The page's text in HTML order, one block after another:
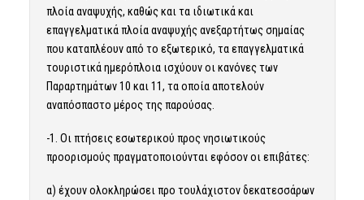
πλοία αναψυχής, καθώς και τα ιδιωτικά και
επαγγελματικά πλοία αναψυχής ανεξαρτήτως σημαίας
που καταπλέουν από το εξωτερικό, τα επαγγελματικά
τουριστικά ημερόπλοια ισχύουν οι κανόνες των
Παραρτημάτων 10 και 11, τα οποία αποτελούν
αναπόσπαστο μέρος της παρούσας.
-1. Οι πτήσεις εσωτερικού προς νησιωτικούς
προορισμούς πραγματοποιούνται εφόσον οι επιβάτες:
α) έχουν ολοκληρώσει προ τουλάχιστον δεκατεσσάρων